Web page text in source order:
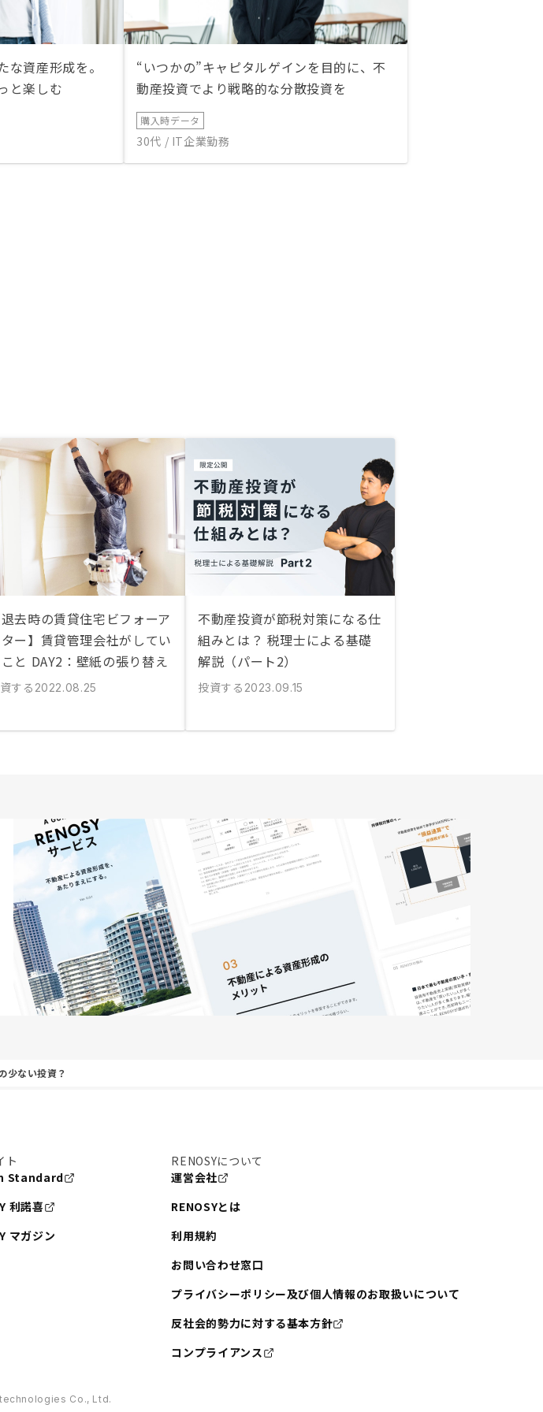
な資産形成を。
と楽しむ
“いつかの”キャピタルゲインを目的に、不
動産投資でより戦略的な分散投資を
購入時データ
30代 / IT企業勤務
退去時の賃貸住宅ビフォーア
ー】賃貸管理会社がしてい
と DAY2：壁紙の張り替え
する 2022.08.25
不動産投資が節税対策になる仕
組みとは？ 税理士による基礎
解説（パート2）
投資する 2023.09.15
少ない投資？
ト
Standard
利諾喜
マガジン
RENOSYについて
運営会社
RENOSYとは
利用規約
お問い合わせ窓口
プライバシーポリシー及び個人情報のお取扱いについて
反社会的勢力に対する基本方針
コンプライアンス
Co., Ltd.